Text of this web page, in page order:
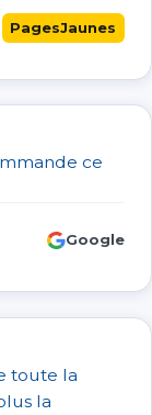
PagesJaunes
ce
Google
toute la
la